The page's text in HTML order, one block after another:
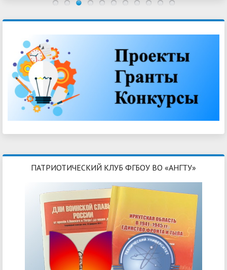
ПАТРИОТИЧЕСКИЙ КЛУБ ФГБОУ ВО «АНГТУ»